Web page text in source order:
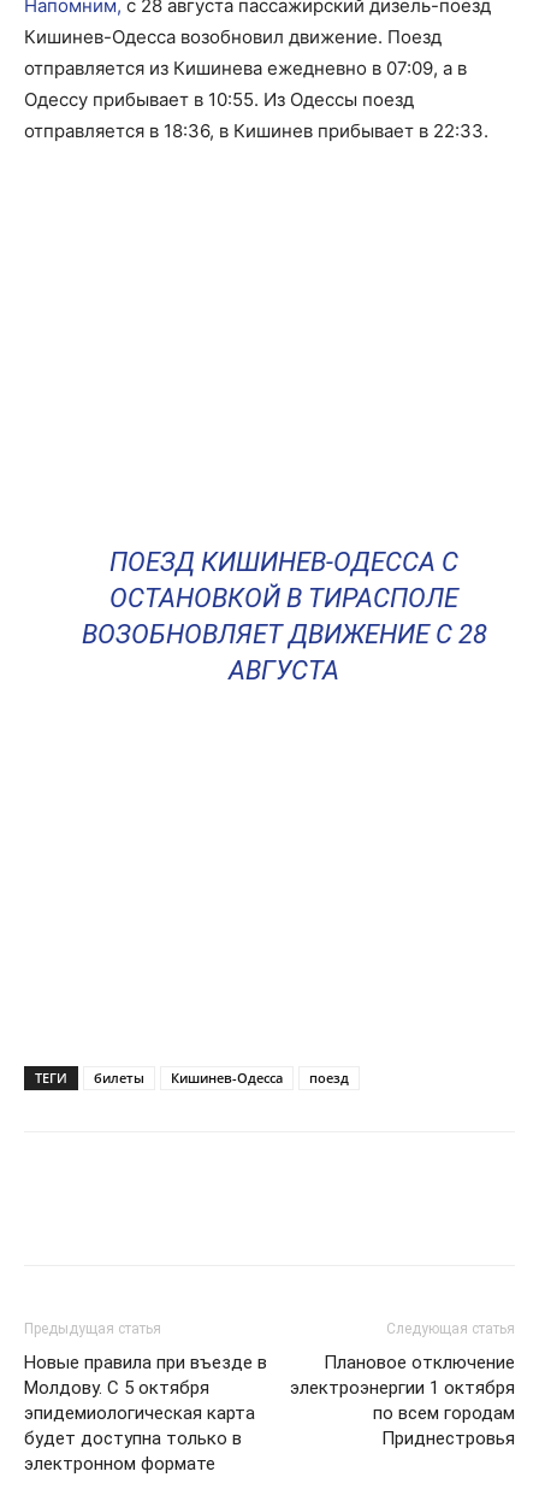
Напомним, с 28 августа пассажирский дизель-поезд
Кишинев-Одесса возобновил движение. Поезд
отправляется из Кишинева ежедневно в 07:09, а в
Одессу прибывает в 10:55. Из Одессы поезд
отправляется в 18:36, в Кишинев прибывает в 22:33.
ПОЕЗД КИШИНЕВ-ОДЕССА С
ОСТАНОВКОЙ В ТИРАСПОЛЕ
ВОЗОБНОВЛЯЕТ ДВИЖЕНИЕ С 28
АВГУСТА
ТЕГИ билеты Кишинев-Одесса поезд
Предыдущая статья
Новые правила при въезде в
Молдову. С 5 октября
эпидемиологическая карта
будет доступна только в
электронном формате
Следующая статья
Плановое отключение
электроэнергии 1 октября
по всем городам
Приднестровья